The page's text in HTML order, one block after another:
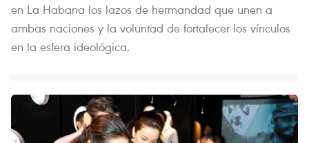
en La Habana los lazos de hermandad que unen a
ambas naciones y la voluntad de fortalecer los vínculos
en la esfera ideológica.